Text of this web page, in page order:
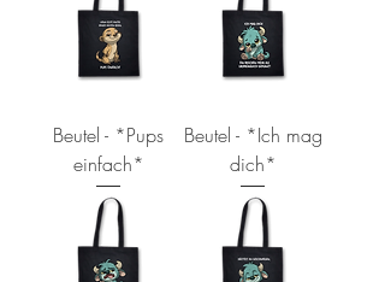
Beutel - *Pups
einfach*
Beutel - *Ich mag
dich*